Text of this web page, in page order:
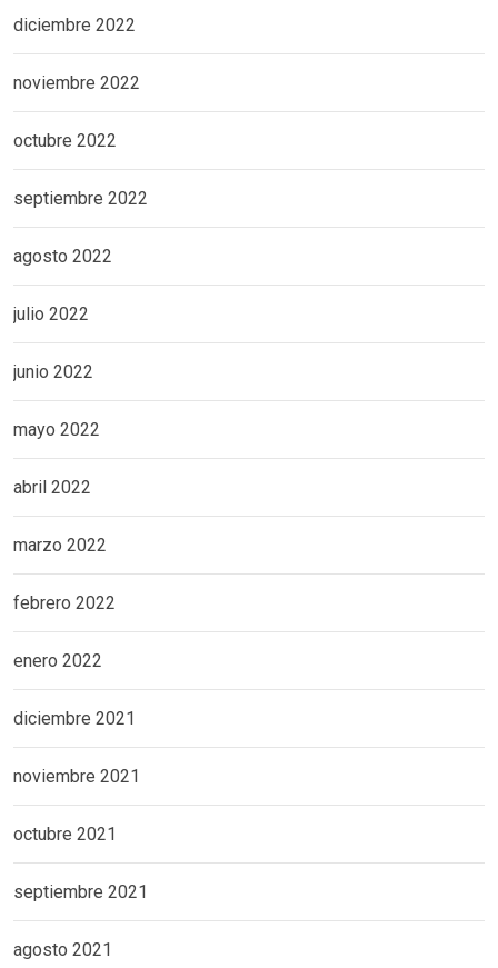
diciembre 2022
noviembre 2022
octubre 2022
septiembre 2022
agosto 2022
julio 2022
junio 2022
mayo 2022
abril 2022
marzo 2022
febrero 2022
enero 2022
diciembre 2021
noviembre 2021
octubre 2021
septiembre 2021
agosto 2021